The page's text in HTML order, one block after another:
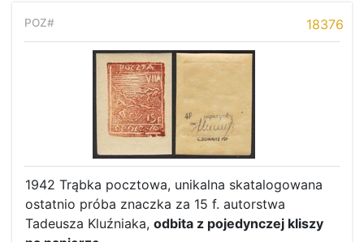
18376
1942 Trąbka pocztowa, unikalna skatalogowana
ostatnio próba znaczka za 15 f. autorstwa
Tadeusza Kluźniaka, odbita z pojedynczej kliszy